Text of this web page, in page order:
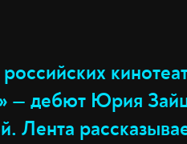
— дебют Юрия
Лента